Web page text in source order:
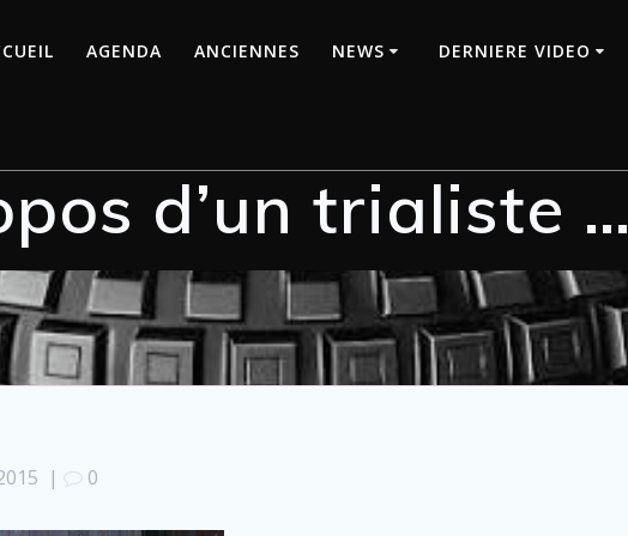
AGENDA ANCIENNES NEWS DERNIERE VIDEO
d’un trialiste …
| 0